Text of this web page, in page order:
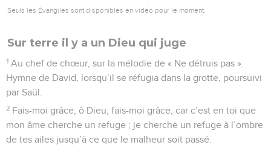
Seuls les Évangiles sont disponibles en vidéo pour le moment.
Sur terre il y a un Dieu qui juge
1 Au chef de chœur, sur la mélodie de « Ne détruis pas ».
Hymne de David, lorsqu’il se réfugia dans la grotte, poursuivi
par Saül.
2 Fais-moi grâce, ô Dieu, fais-moi grâce, car c’est en toi que
mon âme cherche un refuge ; je cherche un refuge à l’ombre
de tes ailes jusqu’à ce que le malheur soit passé.